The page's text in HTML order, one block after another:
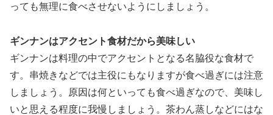
っても無理に食べさせないようにしましょう。
ギンナンはアクセント食材だから美味しい
ギンナンは料理の中でアクセントとなる名脇役な食材で
す。串焼きなどでは主役にもなりますが食べ過ぎには注意
しましょう。原因は何といっても食べ過ぎなので、美味し
いと思える程度に我慢しましょう。茶わん蒸しなどにはな